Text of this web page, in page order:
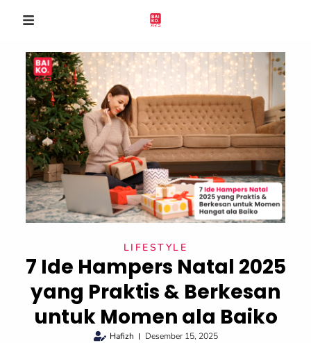
LIFESTYLE
7 Ide Hampers Natal 2025
yang Praktis & Berkesan
untuk Momen ala Baiko
Hafizh Desember 15, 2025